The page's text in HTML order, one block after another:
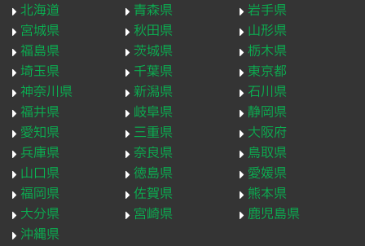
北海道 青森県
岩手県
宮城県
秋田県
山形県
福島県
茨城県
栃木県
埼玉県
千葉県
東京都
神奈川県
新潟県
石川県
福井県
岐阜県
静岡県
愛知県
三重県
大阪府
兵庫県
奈良県
鳥取県
山口県
徳島県
愛媛県
福岡県
佐賀県
熊本県
大分県
宮崎県
鹿児島県
沖縄県